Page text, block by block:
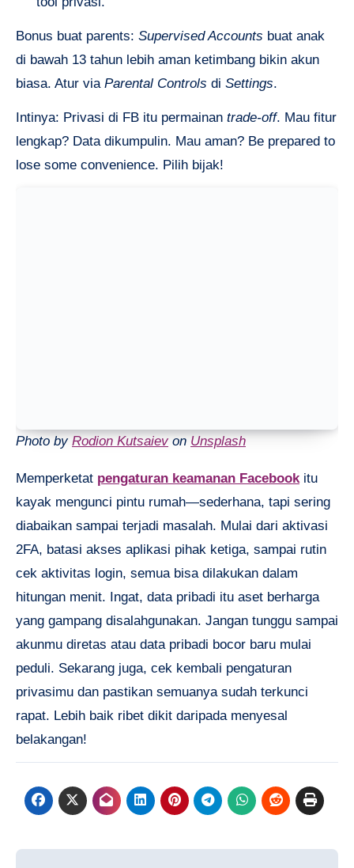
Bonus buat parents: Supervised Accounts buat anak
di bawah 13 tahun lebih aman ketimbang bikin akun
biasa. Atur via Parental Controls di Settings.
Intinya: Privasi di FB itu permainan trade-off. Mau fitur
lengkap? Data dikumpulin. Mau aman? Be prepared to
lose some convenience. Pilih bijak!
Photo by Rodion Kutsaievon Unsplash
Memperketat pengaturan keamanan Facebookitu
kayak mengunci pintu rumah—sederhana, tapi sering
diabaikan sampai terjadi masalah. Mulai dari aktivasi
2FA, batasi akses aplikasi pihak ketiga, sampai rutin
cek aktivitas login, semua bisa dilakukan dalam
hitungan menit. Ingat, data pribadi itu aset berharga
yang gampang disalahgunakan. Jangan tunggu sampai
akunmu diretas atau data pribadi bocor baru mulai
peduli. Sekarang juga, cek kembali pengaturan
privasimu dan pastikan semuanya sudah terkunci
rapat. Lebih baik ribet dikit daripada menyesal
belakangan!